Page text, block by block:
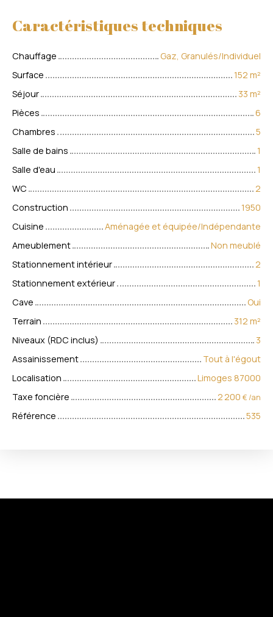
Caractéristiques techniques
Chauffage
Gaz, Granulés/Individuel
Surface
152 m²
Séjour
33 m²
Pièces
6
Chambres
5
Salle de bains
1
Salle d'eau
1
WC
2
Construction
1950
Cuisine
Aménagée et équipée/Indépendante
Ameublement
Non meublé
Stationnement intérieur
2
Stationnement extérieur
1
Cave
Oui
Terrain
312 m²
Niveaux (RDC inclus)
3
Assainissement
Tout à l'égout
Localisation
Limoges 87000
Taxe foncière
2 200 € /an
Référence 535